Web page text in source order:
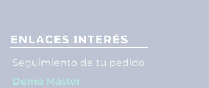
ENLACES INTERÉS
Seguimiento de tu pedido
Demo Máster